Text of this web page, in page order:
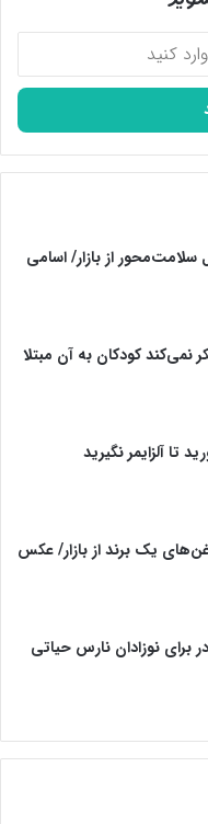
را دیدم گفتیم با
وسط بکشیم.
نمی‌کند کودکان به آن مبتلا
تا آلزایمر نگیرید
یک برند از بازار/ عکس
برای نوزادان نارس حیاتی